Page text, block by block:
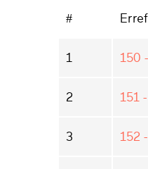
#
1 150
2 151
3 152